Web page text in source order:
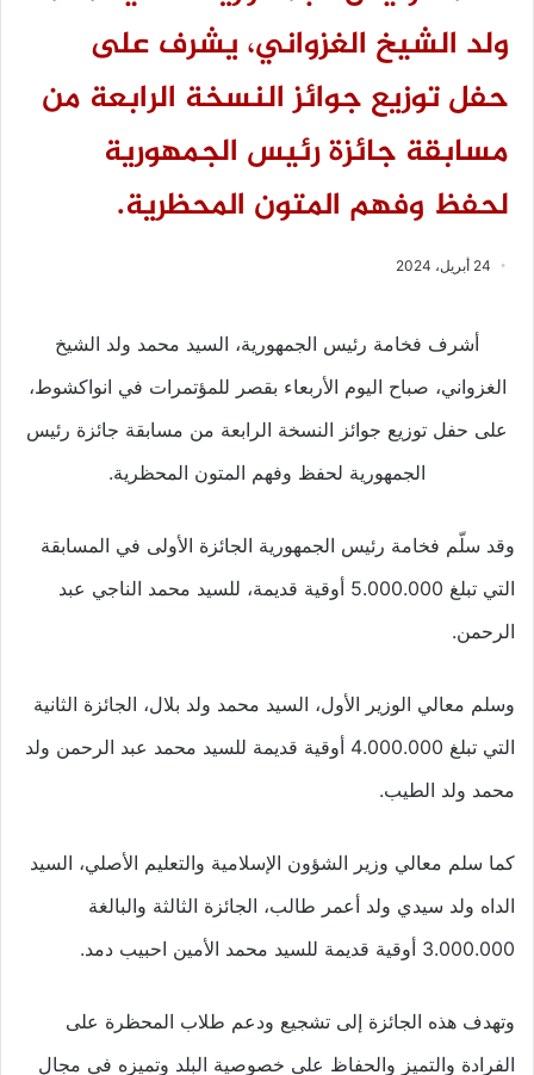
ولد الشيخ الغزواني، يشرف على
حفل توزيع جوائز النسخة الرابعة من
مسابقة جائزة رئيس الجمهورية
لحفظ وفهم المتون المحظرية.
24 أبريل، 2024
أشرف فخامة رئيس الجمهورية، السيد محمد ولد الشيخ
الغزواني، صباح اليوم الأربعاء بقصر للمؤتمرات في انواكشوط،
على حفل توزيع جوائز النسخة الرابعة من مسابقة جائزة رئيس
الجمهورية لحفظ وفهم المتون المحظرية.
وقد سلّم فخامة رئيس الجمهورية الجائزة الأولى في المسابقة
التي تبلغ 5.000.000 أوقية قديمة، للسيد محمد الناجي عبد
الرحمن.
وسلم معالي الوزير الأول، السيد محمد ولد بلال، الجائزة الثانية
التي تبلغ 4.000.000 أوقية قديمة للسيد محمد عبد الرحمن ولد
محمد ولد الطيب.
كما سلم معالي وزير الشؤون الإسلامية والتعليم الأصلي، السيد
الداه ولد سيدي ولد أعمر طالب، الجائزة الثالثة والبالغة
3.000.000 أوقية قديمة للسيد محمد الأمين احبيب دمد.
وتهدف هذه الجائزة إلى تشجيع ودعم طلاب المحظرة على
الفرادة والتميز والحفاظ على خصوصية البلد وتميزه في مجال